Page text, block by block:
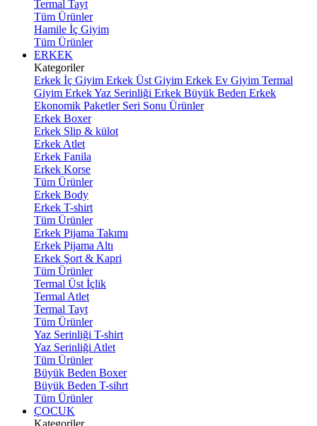
Termal Tayt
Tüm Ürünler
Hamile İç Giyim
Tüm Ürünler
ERKEK
Kategoriler
Erkek İç Giyim Erkek Üst Giyim Erkek Ev Giyim Termal
Giyim Erkek Yaz Serinliği Erkek Büyük Beden Erkek
Ekonomik Paketler Seri Sonu Ürünler
Erkek Boxer
Erkek Slip & külot
Erkek Atlet
Erkek Fanila
Erkek Korse
Tüm Ürünler
Erkek Body
Erkek T-shirt
Tüm Ürünler
Erkek Pijama Takımı
Erkek Pijama Altı
Erkek Şort & Kapri
Tüm Ürünler
Termal Üst İçlik
Termal Atlet
Termal Tayt
Tüm Ürünler
Yaz Serinliği T-shirt
Yaz Serinliği Atlet
Tüm Ürünler
Büyük Beden Boxer
Büyük Beden T-sihrt
Tüm Ürünler
ÇOCUK
Kategoriler